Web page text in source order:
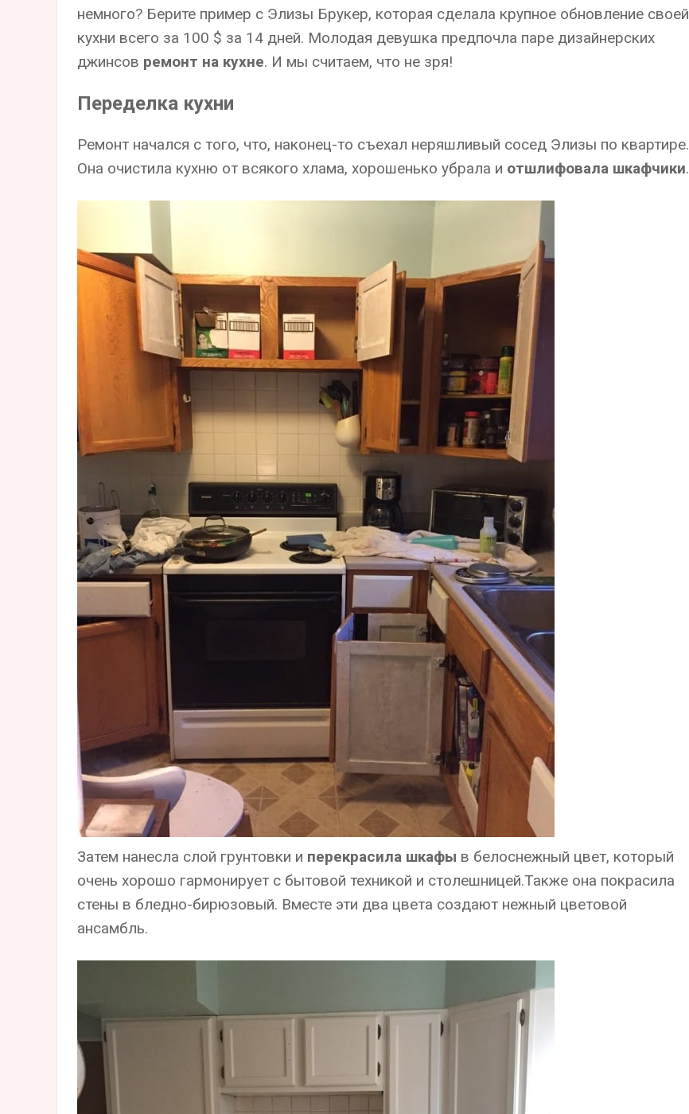
немного? Берите пример с Элизы Брукер, которая сделала крупное обновление своей
кухни всего за 100 $ за 14 дней. Молодая девушка предпочла паре дизайнерских
джинсов ремонт на кухне. И мы считаем, что не зря!
Переделка кухни
Ремонт начался с того, что, наконец-то съехал неряшливый сосед Элизы по квартире.
Она очистила кухню от всякого хлама, хорошенько убрала и отшлифовала шкафчики.
Затем нанесла слой грунтовки и перекрасила шкафы в белоснежный цвет, который
очень хорошо гармонирует с бытовой техникой и столешницей.Также она покрасила
стены в бледно-бирюзовый. Вместе эти два цвета создают нежный цветовой
ансамбль.